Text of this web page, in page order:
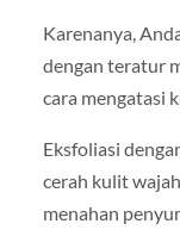
Karenanya,
dengan teratur
cara mengatasi
Eksfoliasi
cerah kulit
menahan